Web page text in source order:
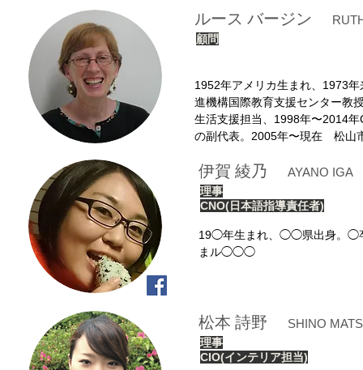
ルース バージン
顧問
1952年アメリカ生まれ、1973
進機構国際教育支援センター教
生活支援担当、1998年〜2014
の副代表。2005年〜現在 松山
伊賀 綾乃 AYANO IGA
理事
CNO(日本語指導責任者)
19◯年生まれ、◯◯県出身。◯
まル◯◯◯
松本 詩野 SHINO
理事
CIO(インテリア担当)